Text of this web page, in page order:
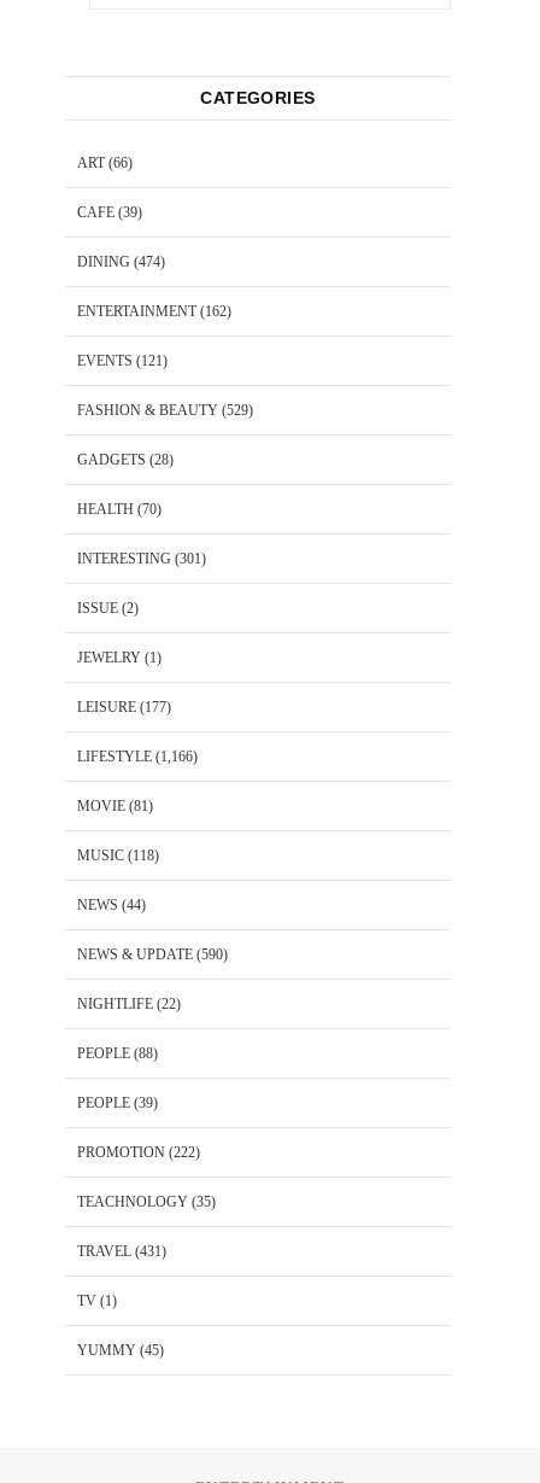
CATEGORIES
ART(66)
CAFE (39)
DINING (474)
ENTERTAINMENT(162)
EVENTS (121)
FASHION & BEAUTY (529)
GADGETS (28)
HEALTH (70)
INTERESTING (301)
ISSUE (2)
JEWELRY (1)
LEISURE (177)
LIFESTYLE (1,166)
MOVIE (81)
MUSIC (118)
NEWS (44)
NEWS & UPDATE (590)
NIGHTLIFE (22)
PEOPLE (88)
PEOPLE (39)
PROMOTION (222)
TEACHNOLOGY (35)
TRAVEL (431)
TV (1)
YUMMY (45)